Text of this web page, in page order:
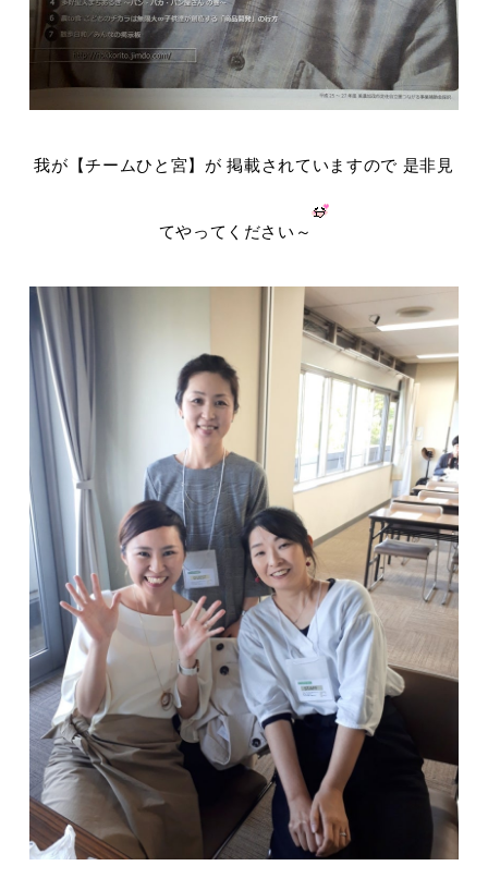
我が【チームひと宮】が 掲載されていますので 是非見
てやってください～